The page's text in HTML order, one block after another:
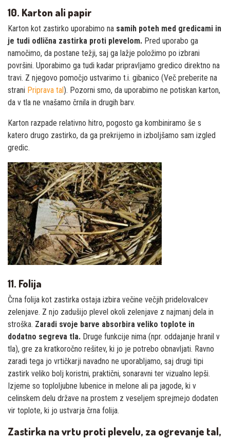
10. Karton ali papir
Karton kot zastirko uporabimo na samih poteh med gredicami in
je tudi odlična zastirka proti plevelom. Pred uporabo ga
namočimo, da postane težji, saj ga lažje položimo po izbrani
površini. Uporabimo ga tudi kadar pripravljamo gredico direktno na
travi. Z njegovo pomočjo ustvarimo t.i. gibanico (Več preberite na
strani Priprava tal). Pozorni smo, da uporabimo ne potiskan karton,
da v tla ne vnašamo črnila in drugih barv.
Karton razpade relativno hitro, pogosto ga kombiniramo še s
katero drugo zastirko, da ga prekrijemo in izboljšamo sam izgled
gredic.
11. Folija
Črna folija kot zastirka ostaja izbira večine večjih pridelovalcev
zelenjave. Z njo zadušijo plevel okoli zelenjave z najmanj dela in
stroška. Zaradi svoje barve absorbira veliko toplote in
dodatno segreva tla. Druge funkcije nima (npr. oddajanje hranil v
tla), gre za kratkoročno rešitev, ki jo je potrebo obnavljati. Ravno
zaradi tega jo vrtičkarji navadno ne uporabljamo, saj drugi tipi
zastirk veliko bolj koristni, praktični, sonaravni ter vizualno lepši.
Izjeme so toploljubne lubenice in melone ali pa jagode, ki v
celinskem delu države na prostem z veseljem sprejmejo dodaten
vir toplote, ki jo ustvarja črna folija.
Zastirka na vrtu proti plevelu, za ogrevanje tal,